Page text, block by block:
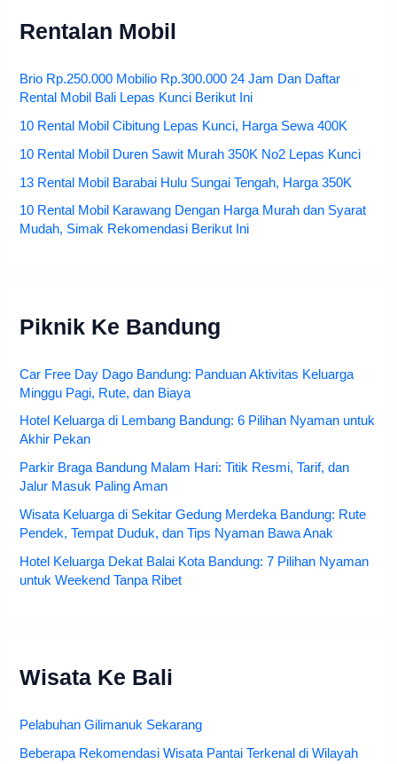
Rentalan Mobil
Brio Rp.250.000 Mobilio Rp.300.000 24 Jam Dan Daftar
Rental Mobil Bali Lepas Kunci Berikut Ini
10 Rental Mobil Cibitung Lepas Kunci, Harga Sewa 400K
10 Rental Mobil Duren Sawit Murah 350K No2 Lepas Kunci
13 Rental Mobil Barabai Hulu Sungai Tengah, Harga 350K
10 Rental Mobil Karawang Dengan Harga Murah dan Syarat
Mudah, Simak Rekomendasi Berikut Ini
Piknik Ke Bandung
Car Free Day Dago Bandung: Panduan Aktivitas Keluarga
Minggu Pagi, Rute, dan Biaya
Hotel Keluarga di Lembang Bandung: 6 Pilihan Nyaman untuk
Akhir Pekan
Parkir Braga Bandung Malam Hari: Titik Resmi, Tarif, dan
Jalur Masuk Paling Aman
Wisata Keluarga di Sekitar Gedung Merdeka Bandung: Rute
Pendek, Tempat Duduk, dan Tips Nyaman Bawa Anak
Hotel Keluarga Dekat Balai Kota Bandung: 7 Pilihan Nyaman
untuk Weekend Tanpa Ribet
Wisata Ke Bali
Pelabuhan Gilimanuk Sekarang
Beberapa Rekomendasi Wisata Pantai Terkenal di Wilayah